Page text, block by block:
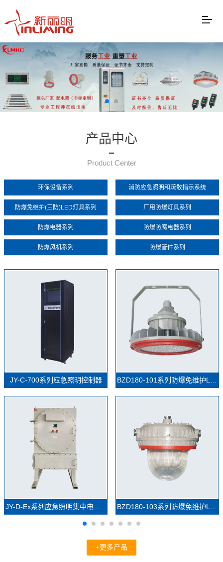
产品中心
Product Center
环保设备系列 消防应急照明和疏散指示系统
防爆免维护(三防)LED灯具系列 厂用防爆灯具系列
防爆电器系列 防爆防腐电器系列
防爆风机系列 防爆管件系列
JY-C-700系列应急照明控制器
+更多产品